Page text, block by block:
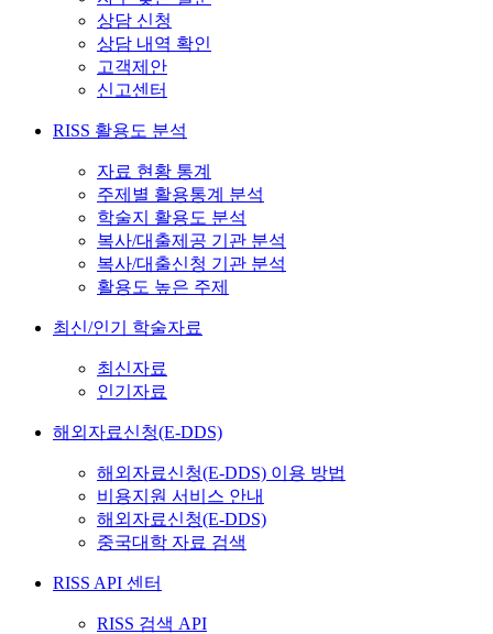
상담 신청
상담 내역 확인
고객제안
신고센터
RISS 활용도 분석
자료 현황 통계
주제별 활용통계 분석
학술지 활용도 분석
복사/대출제공 기관 분석
복사/대출신청 기관 분석
활용도 높은 주제
최신/인기 학술자료
최신자료
인기자료
해외자료신청(E-DDS)
해외자료신청(E-DDS) 이용 방법
비용지원 서비스 안내
해외자료신청(E-DDS)
중국대학 자료 검색
RISS API 센터
RISS 검색 API